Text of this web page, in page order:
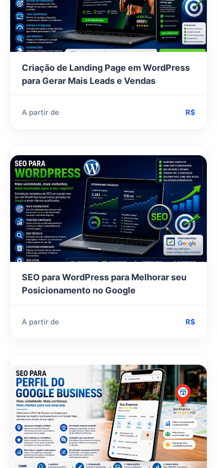
Criação de Landing Page em WordPress
para Gerar Mais Leads e Vendas
A partir de R$
SEO para WordPress para Melhorar seu
Posicionamento no Google
A partir de R$